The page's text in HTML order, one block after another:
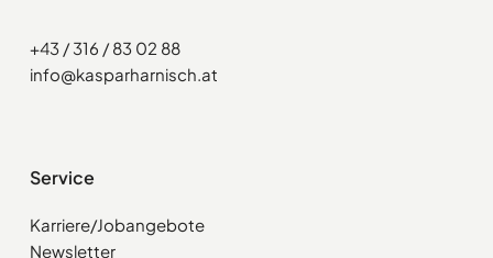
+43 / 316 / 83 02 88
info@kasparharnisch.at
Service
Karriere/Jobangebote
Newsletter